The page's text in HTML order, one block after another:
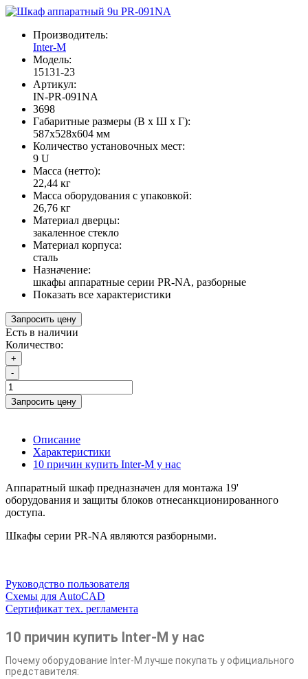
Производитель:
Inter-M
Модель:
15131-23
Артикул:
IN-PR-091NA
3698
Габаритные размеры (В х Ш х Г):
587x528x604 мм
Количество установочных мест:
9 U
Масса (нетто):
22,44 кг
Масса оборудования с упаковкой:
26,76 кг
Материал дверцы:
закаленное стекло
Материал корпуса:
сталь
Назначение:
шкафы аппаратные серии PR-NA, разборные
Показать все характеристики
Запросить цену
Есть в наличии
Количество:
+
-
Запросить цену
Описание
Характеристики
10 причин купить Inter-M у нас
Аппаратный шкаф предназначен для монтажа 19'
оборудования и защиты блоков отнесанкционированного
доступа.
Шкафы серии РR-NA являются разборными.
Руководство пользователя
Схемы для AutoCAD
Сертификат тех. регламента
10 причин купить Inter-M у нас
Почему оборудование Inter-M лучше покупать у официального
представителя: